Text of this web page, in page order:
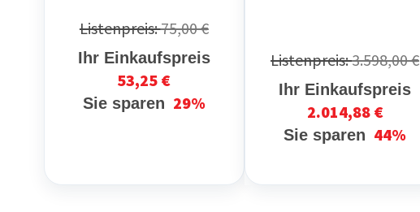
Listenpreis:75,00 €
Ihr Einkaufspreis
53,25 €
Sie sparen 29%
Listenpreis:3.598,00 €
Ihr Einkaufspreis
2.014,88 €
Sie sparen 44%